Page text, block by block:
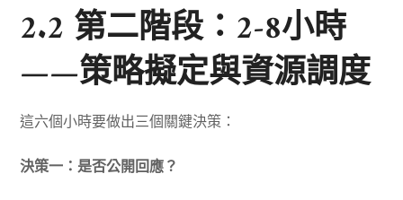
2.2 第二階段：2-8小時
——策略擬定與資源調度
這六個小時要做出三個關鍵決策：
決策一：是否公開回應？